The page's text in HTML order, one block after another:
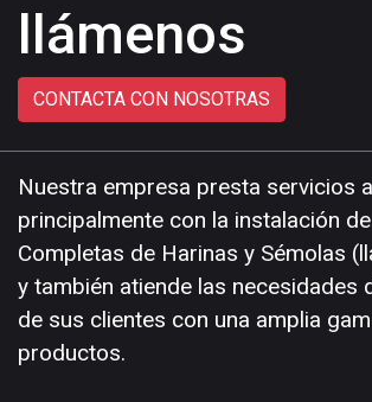
llámenos
CONTACTA CON NOSOTRAS
Nuestra empresa presta servicios
principalmente con la instalación
Completas de Harinas y Sémolas
y también atiende las necesidades
de sus clientes con una amplia
productos.